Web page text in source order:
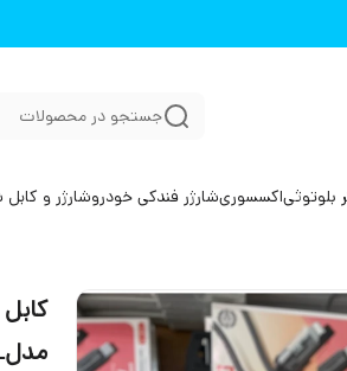
جستجو در محصولات
بلوتوثیاکسسوریشارژر فندکی خودروشارژر و کابل
مدلEC-189C-L ‏(اصلی) گارانتی یک ساله